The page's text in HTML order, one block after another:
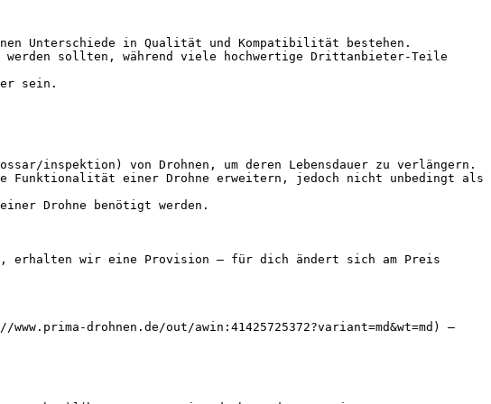
Unterschiede in Qualität und Kompatibilität bestehen.
sollten, während viele hochwertige Drittanbieter-Teile
sein.
inspektion) von Drohnen, um deren Lebensdauer zu verlängern.
Funktionalität einer Drohne erweitern, jedoch nicht unbedingt als
Drohne benötigt werden.
erhalten wir eine Provision — für dich ändert sich am Preis
drohnen.de/out/awin:41425725372?variant=md&wt=md) —